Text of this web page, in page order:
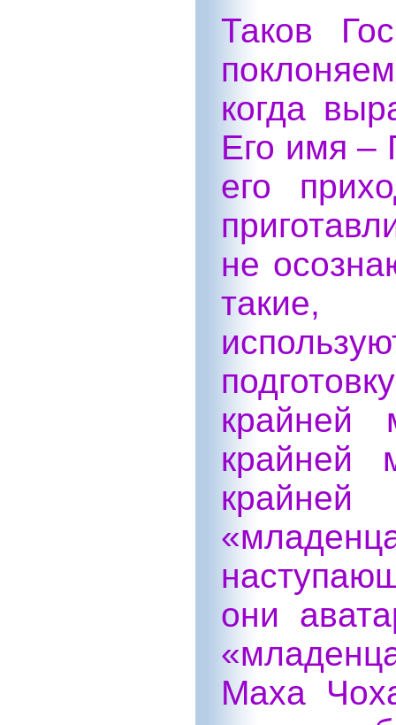
Таков
когда
Его имя –
его
не
такие,
крайней
крайней
они
Маха